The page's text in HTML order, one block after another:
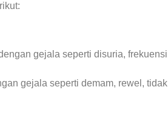
gejala seperti disuria,
gejala seperti demam, rewel,